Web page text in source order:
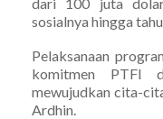
sosialnya hingga
Pelaksanaan
komitmen PTFI
mewujudkan cita-
Ardhin.